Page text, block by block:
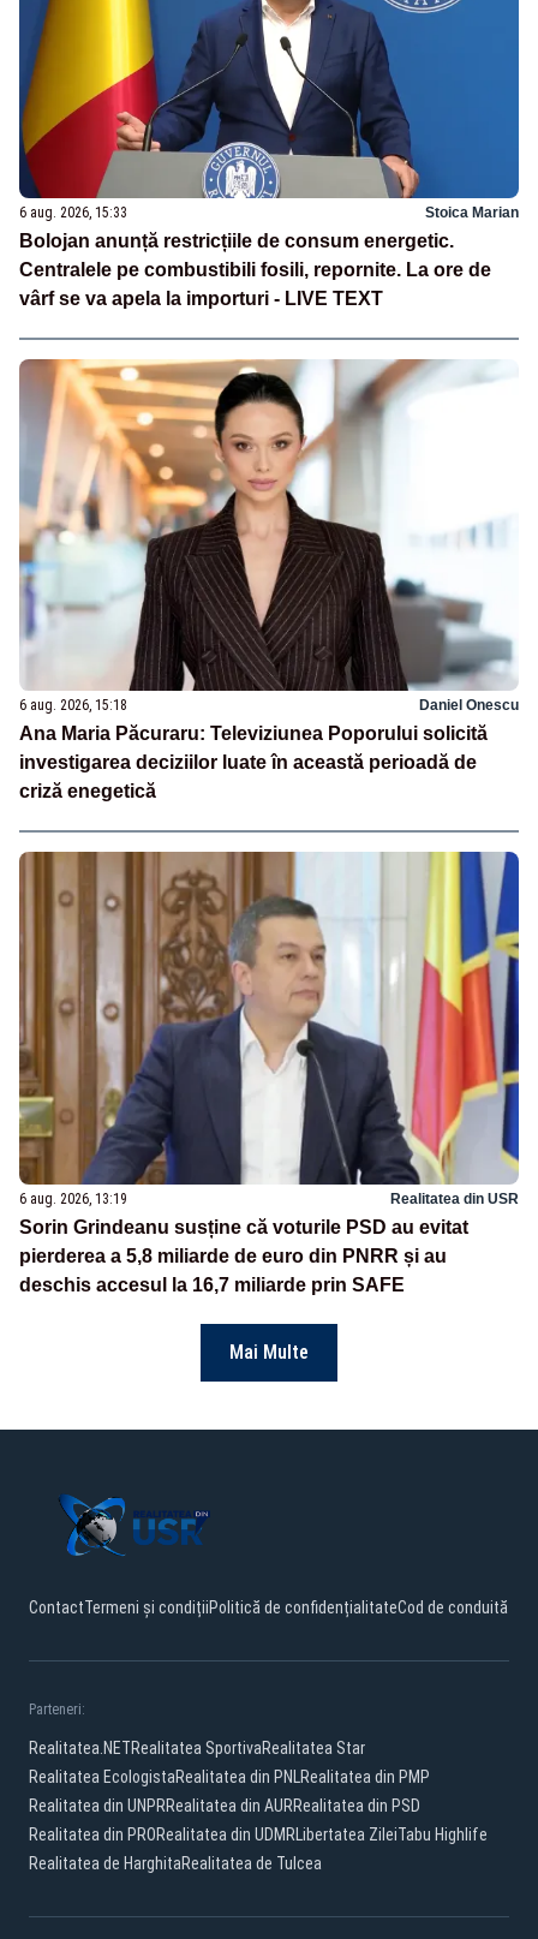
6 aug. 2026, 15:33 Stoica Marian
Bolojan anunță restricțiile de consum energetic.
Centralele pe combustibili fosili, repornite. La ore de
vârf se va apela la importuri - LIVE TEXT
6 aug. 2026, 15:18 Daniel Onescu
Ana Maria Păcuraru: Televiziunea Poporului solicită
investigarea deciziilor luate în această perioadă de
criză enegetică
6 aug. 2026, 13:19 Realitatea din USR
Sorin Grindeanu susține că voturile PSD au evitat
pierderea a 5,8 miliarde de euro din PNRR și au
deschis accesul la 16,7 miliarde prin SAFE
Mai Multe
ContactTermeni și condițiiPolitică de confidențialitateCod de conduită
Parteneri:
Realitatea.NETRealitatea SportivaRealitatea Star
Realitatea EcologistaRealitatea din PNLRealitatea din PMP
Realitatea din UNPRRealitatea din AURRealitatea din PSD
Realitatea din PRORealitatea din UDMRLibertatea ZileiTabu Highlife
Realitatea de HarghitaRealitatea de Tulcea